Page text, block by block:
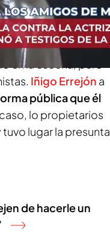
de la fiestaen la
en la escena, pero
Iñigo Errejón a
pública que él
lo propietarios
lugar la presunta
de hacerle un